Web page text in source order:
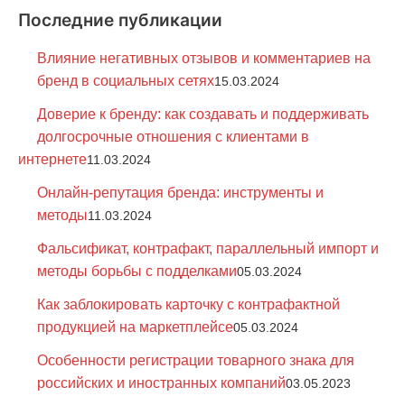
Последние публикации
Влияние негативных отзывов и комментариев на
бренд в социальных сетях15.03.2024
Доверие к бренду: как создавать и поддерживать
долгосрочные отношения с клиентами в
интернете11.03.2024
Онлайн-репутация бренда: инструменты и
методы11.03.2024
Фальсификат, контрафакт, параллельный импорт и
методы борьбы с подделками05.03.2024
Как заблокировать карточку с контрафактной
продукцией на маркетплейсе05.03.2024
Особенности регистрации товарного знака для
российских и иностранных компаний03.05.2023